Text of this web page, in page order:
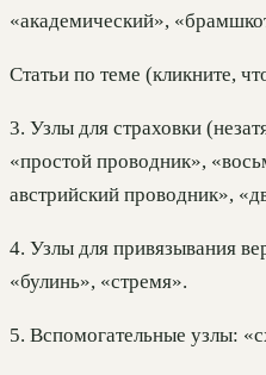
«академический»,
Статьи по теме (кликните,
3. Узлы для страховки
«простой проводник»,
австрийский проводник»,
4. Узлы для привязывания
«булинь», «стремя».
5. Вспомогательные узлы: